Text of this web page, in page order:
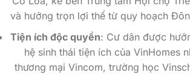
và hưởng trọn lợi thế từ quy hoạch
Tiện ích độc quyền: Cư dân được
hệ sinh thái tiện ích của VinHomes
thương mại Vincom, trường học